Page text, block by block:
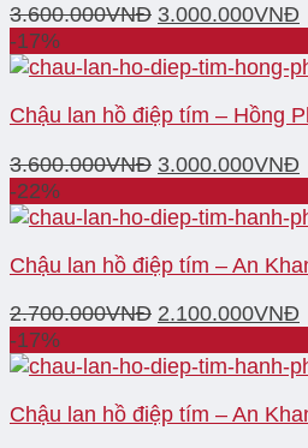
3.600.000VNĐ 3.000.000VNĐ
-17%
Chậu lan hồ điệp tím – Hồng
3.600.000VNĐ 3.000.000VNĐ
-22%
Chậu lan hồ điệp tím – An
2.700.000VNĐ 2.100.000VNĐ
-17%
Chậu lan hồ điệp tím – An